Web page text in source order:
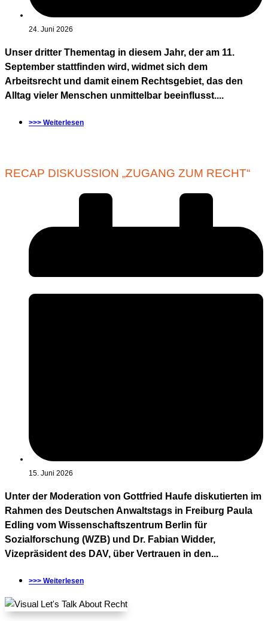
24. Juni 2026
Unser dritter Thementag in diesem Jahr, der am 11.
September stattfinden wird, widmet sich dem
Arbeitsrecht und damit einem Rechtsgebiet, das den
Alltag vieler Menschen unmittelbar beeinflusst....
>>> Weiterlesen
RECAP DISKUSSION „ZUGANG ZUM RECHT“
15. Juni 2026
Unter der Moderation von Gottfried Haufe diskutierten im
Rahmen des Deutschen Anwaltstags in Freiburg Paula
Edling vom Wissenschaftszentrum Berlin für
Sozialforschung (WZB) und Dr. Fabian Widder,
Vizepräsident des DAV, über Vertrauen in den...
>>> Weiterlesen